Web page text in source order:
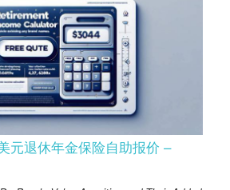
元退休年金保险自助报价 –